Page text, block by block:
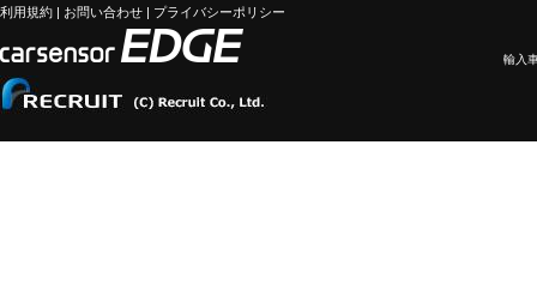
利用規約 | お問い合わせ | プライバシーポリシー
輸入